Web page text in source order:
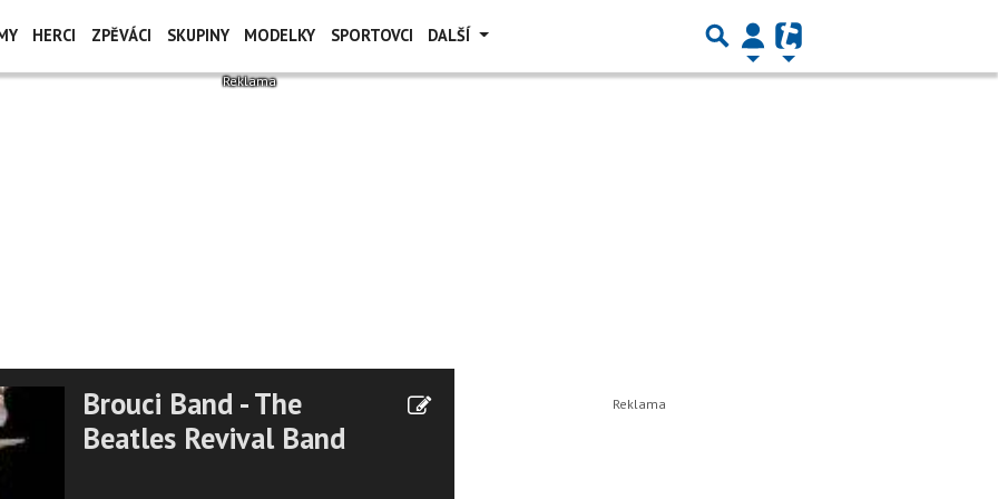
HERCI ZPĚVÁCI SKUPINY MODELKY SPORTOVCI DALŠÍ
Brouci Band - The
Beatles Revival Band